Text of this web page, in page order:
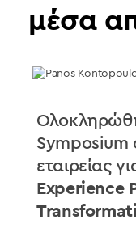
μέσα
Symposium
εταιρείας
Experience